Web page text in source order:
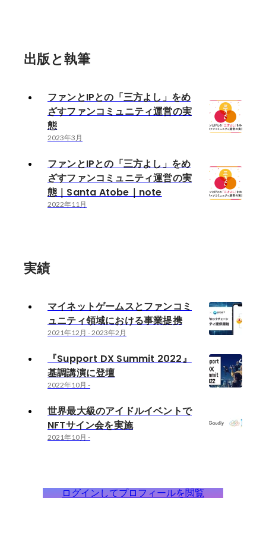
出版と執筆
ファンとIPとの「三方よし」をめ
ざすファンコミュニティ運営の実
態
2023年3月
ファンとIPとの「三方よし」をめ
ざすファンコミュニティ運営の実
態｜Santa Atobe｜note
2022年11月
実績
マイネットゲームスとファンコミ
ュニティ領域における事業提携
2021年12月 -2023年2月
『Support DX Summit 2022』
基調講演に登壇
2022年10月 -
世界最大級のアイドルイベントで
NFTサイン会を実施
2021年10月 -
ログインしてプロフィールを閲覧